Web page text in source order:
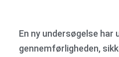
En ny undersøgelse har
gennemførligheden,